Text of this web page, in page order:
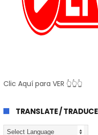
Clic Aquí para VER 👆👆👆
TRANSLATE /